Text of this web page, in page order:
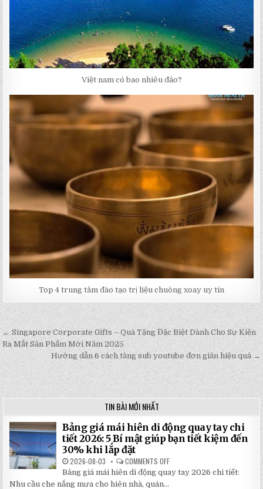
Việt nam có bao nhiêu đảo?
Top 4 trung tâm đào tạo trị liệu chuông xoay uy tín
Post
navigation
← Singapore Corporate Gifts – Quà Tặng Đặc Biệt Dành Cho Sự Kiện
Ra Mắt Sản Phẩm Mới Năm 2025
Hướng dẫn 6 cách tăng sub youtube đơn giản hiệu quả →
TIN BÀI MỚI NHẤT
Bảng giá mái hiên di động quay tay chi
tiết 2026: 5 Bí mật giúp bạn tiết kiệm đến
30% khi lắp đặt
2026-08-03 COMMENTS OFF
BẢNG
GIÁ
Bảng giá mái hiên di động quay tay 2026 chi tiết:
Nhu cầu che nắng mưa cho hiên nhà, quán...